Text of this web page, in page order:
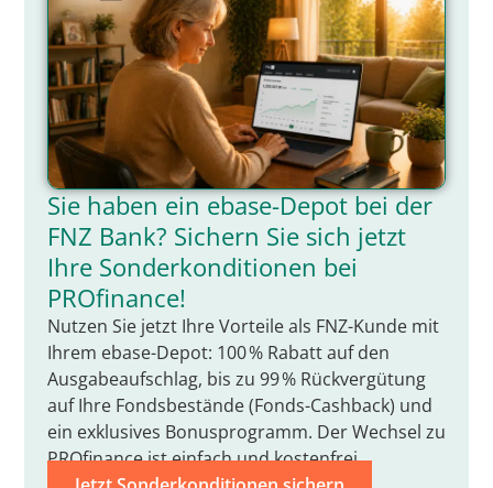
Sie haben ein ebase-Depot bei der
FNZ Bank? Sichern Sie sich jetzt
Ihre Sonderkonditionen bei
PROfinance!
Nutzen Sie jetzt Ihre Vorteile als FNZ-Kunde mit
Ihrem ebase-Depot: 100 % Rabatt auf den
Ausgabeaufschlag, bis zu 99 % Rückvergütung
auf Ihre Fondsbestände (Fonds-Cashback) und
ein exklusives Bonusprogramm. Der Wechsel zu
PROfinance ist einfach und kostenfrei.